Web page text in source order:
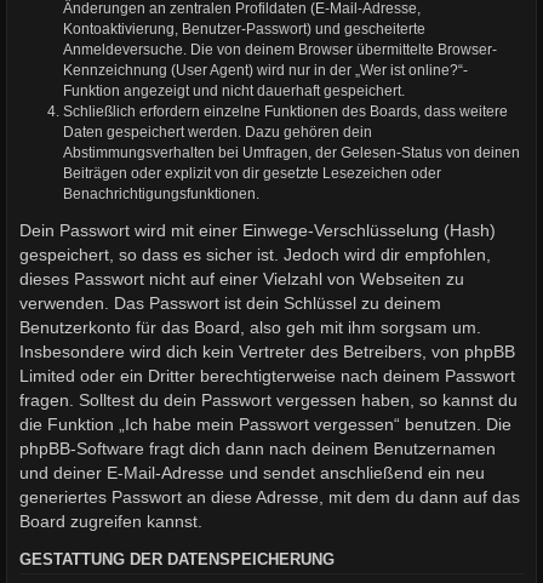
Änderungen an zentralen Profildaten (E-Mail-Adresse,
Kontoaktivierung, Benutzer-Passwort) und gescheiterte
Anmeldeversuche. Die von deinem Browser übermittelte Browser-
Kennzeichnung (User Agent) wird nur in der „Wer ist online?“-
Funktion angezeigt und nicht dauerhaft gespeichert.
Schließlich erfordern einzelne Funktionen des Boards, dass weitere
Daten gespeichert werden. Dazu gehören dein
Abstimmungsverhalten bei Umfragen, der Gelesen-Status von deinen
Beiträgen oder explizit von dir gesetzte Lesezeichen oder
Benachrichtigungsfunktionen.
Dein Passwort wird mit einer Einwege-Verschlüsselung (Hash)
gespeichert, so dass es sicher ist. Jedoch wird dir empfohlen,
dieses Passwort nicht auf einer Vielzahl von Webseiten zu
verwenden. Das Passwort ist dein Schlüssel zu deinem
Benutzerkonto für das Board, also geh mit ihm sorgsam um.
Insbesondere wird dich kein Vertreter des Betreibers, von phpBB
Limited oder ein Dritter berechtigterweise nach deinem Passwort
fragen. Solltest du dein Passwort vergessen haben, so kannst du
die Funktion „Ich habe mein Passwort vergessen“ benutzen. Die
phpBB-Software fragt dich dann nach deinem Benutzernamen
und deiner E-Mail-Adresse und sendet anschließend ein neu
generiertes Passwort an diese Adresse, mit dem du dann auf das
Board zugreifen kannst.
GESTATTUNG DER DATENSPEICHERUNG